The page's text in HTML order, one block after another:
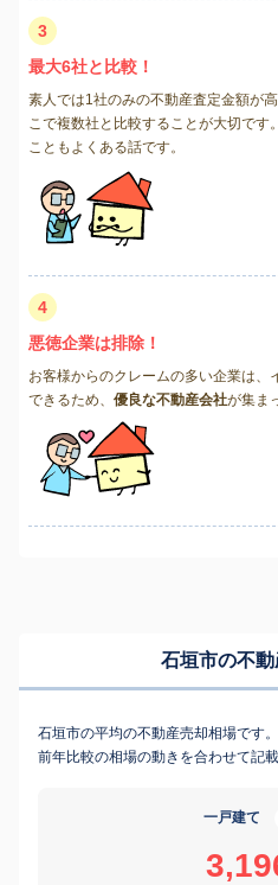
3
最大6社と比較！
素人では1社のみの不動産査定金額が
こで複数社と比較することが大切です
こともよくある話です。
4
悪徳企業は排除！
お客様からのクレームの多い企業は
できるため、 優良な不動産会社が集ま
石垣市の不
石垣市の平均の不動産売却相場です。
前年比較の相場の動きを合わせて記載
一戸建て